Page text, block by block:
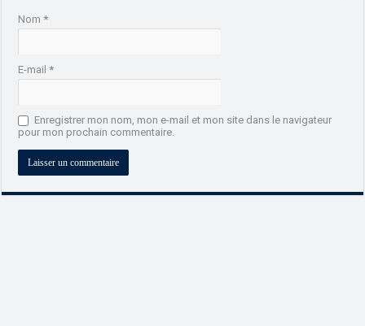
Nom*
E-mail*
Enregistrer mon nom, mon e-mail et mon site dans le navigateur
pour mon prochain commentaire.